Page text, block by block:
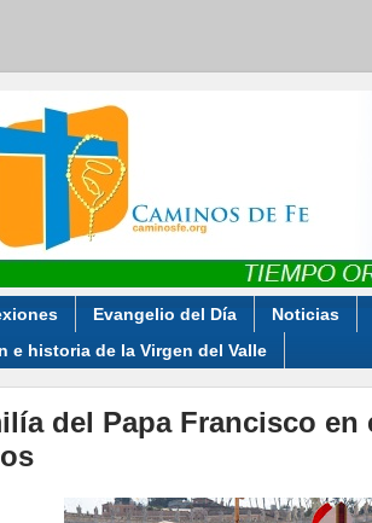
Evangelio del Día Noticias
e historia de la Virgen del Valle
del Papa Francisco en